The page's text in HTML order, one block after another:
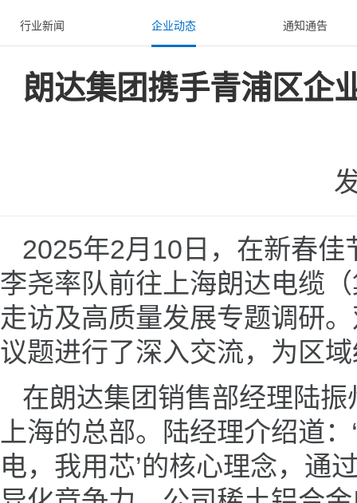
行业新闻 企业动态 通知通告
朗达集团携手青浦区企
2025年2月10日，在新春
李尧率队前往上海朗达电缆
走访及高质量发展专题调研
议题进行了深入交流，为区
在朗达集团销售部经理陆
上海的总部。陆经理介绍道
电，我用芯’的核心理念，通